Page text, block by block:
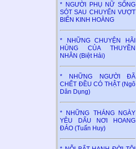
* NGƯỜI PHỤ NỮ SỐNG
SÓT SAU CHUYẾN VƯỢT
BIỂN KINH HOÀNG
* NHỮNG CHUYỆN HÃI
HÙNG CỦA THUYỀN
NHÂN (Biệt Hải)
* NHỮNG NGƯỜI ĐÃ
CHẾT ĐỀU CÓ THẬT (Ngô
Dân Dụng)
* NHỮNG THÁNG NGÀY
YÊU DẤU NƠI HOANG
ĐẢO (Tuấn Huy)